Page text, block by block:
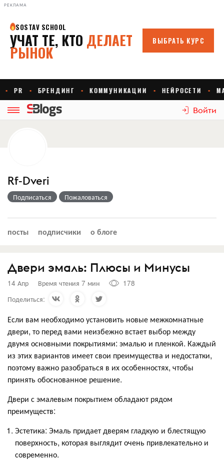
РЕКЛАМА
Войти
Rf-Dveri
Подписаться Пожаловаться
посты подписчики о блоге
Двери эмаль: Плюсы и Минусы
14 Апр Время чтения 7 мин
178
Поделиться:
Если вам необходимо установить новые межкомнатные
двери, то перед вами неизбежно встает выбор между
двумя основными покрытиями: эмалью и пленкой. Каждый
из этих вариантов имеет свои преимущества и недостатки,
поэтому важно разобраться в их особенностях, чтобы
принять обоснованное решение.
Двери с эмалевым покрытием обладают рядом
преимуществ:
Эстетика: Эмаль придает дверям гладкую и блестящую
поверхность, которая выглядит очень привлекательно и
современно.